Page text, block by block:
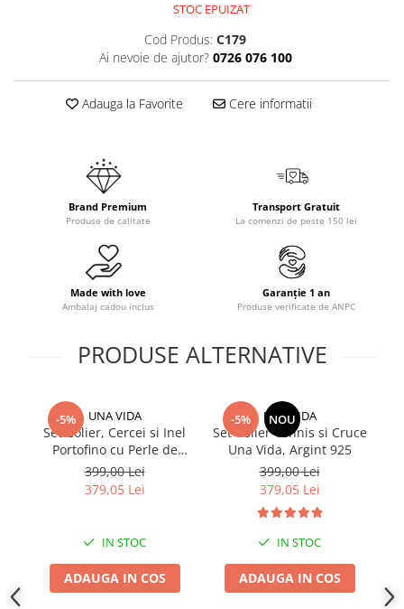
STOC EPUIZAT
Cod Produs: C179
Ai nevoie de ajutor? 0726 076 100
Adauga la Favorite Cere informatii
Brand Premium
Produse de calitate
Transport Gratuit
La comenzi de peste 150 lei
Made with love
Ambalaj cadou inclus
Garanție 1 an
Produse verificate de ANPC
PRODUSE ALTERNATIVE
-5% UNA VIDA
Set Colier, Cercei si Inel
Portofino cu Perle de
Cultura, Argint
399,00 Lei
379,05 Lei
IN STOC
ADAUGA IN COS
-5% NOU
UNA VIDA
Set Colier Tennis si Cruce
Una Vida, Argint 925
399,00 Lei
379,05 Lei
IN STOC
ADAUGA IN COS